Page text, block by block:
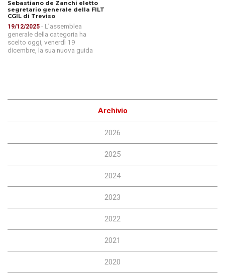
Sebastiano de Zanchi eletto
segretario generale della FILT
CGIL di Treviso
19/12/2025 - L’assemblea
generale della categoria ha
scelto oggi, venerdì 19
dicembre, la sua nuova guida
Archivio
2026
2025
2024
2023
2022
2021
2020